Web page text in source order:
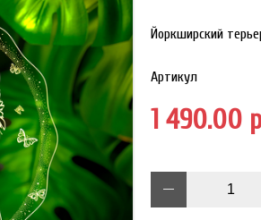
Йоркширский
Артикул
1 490.00